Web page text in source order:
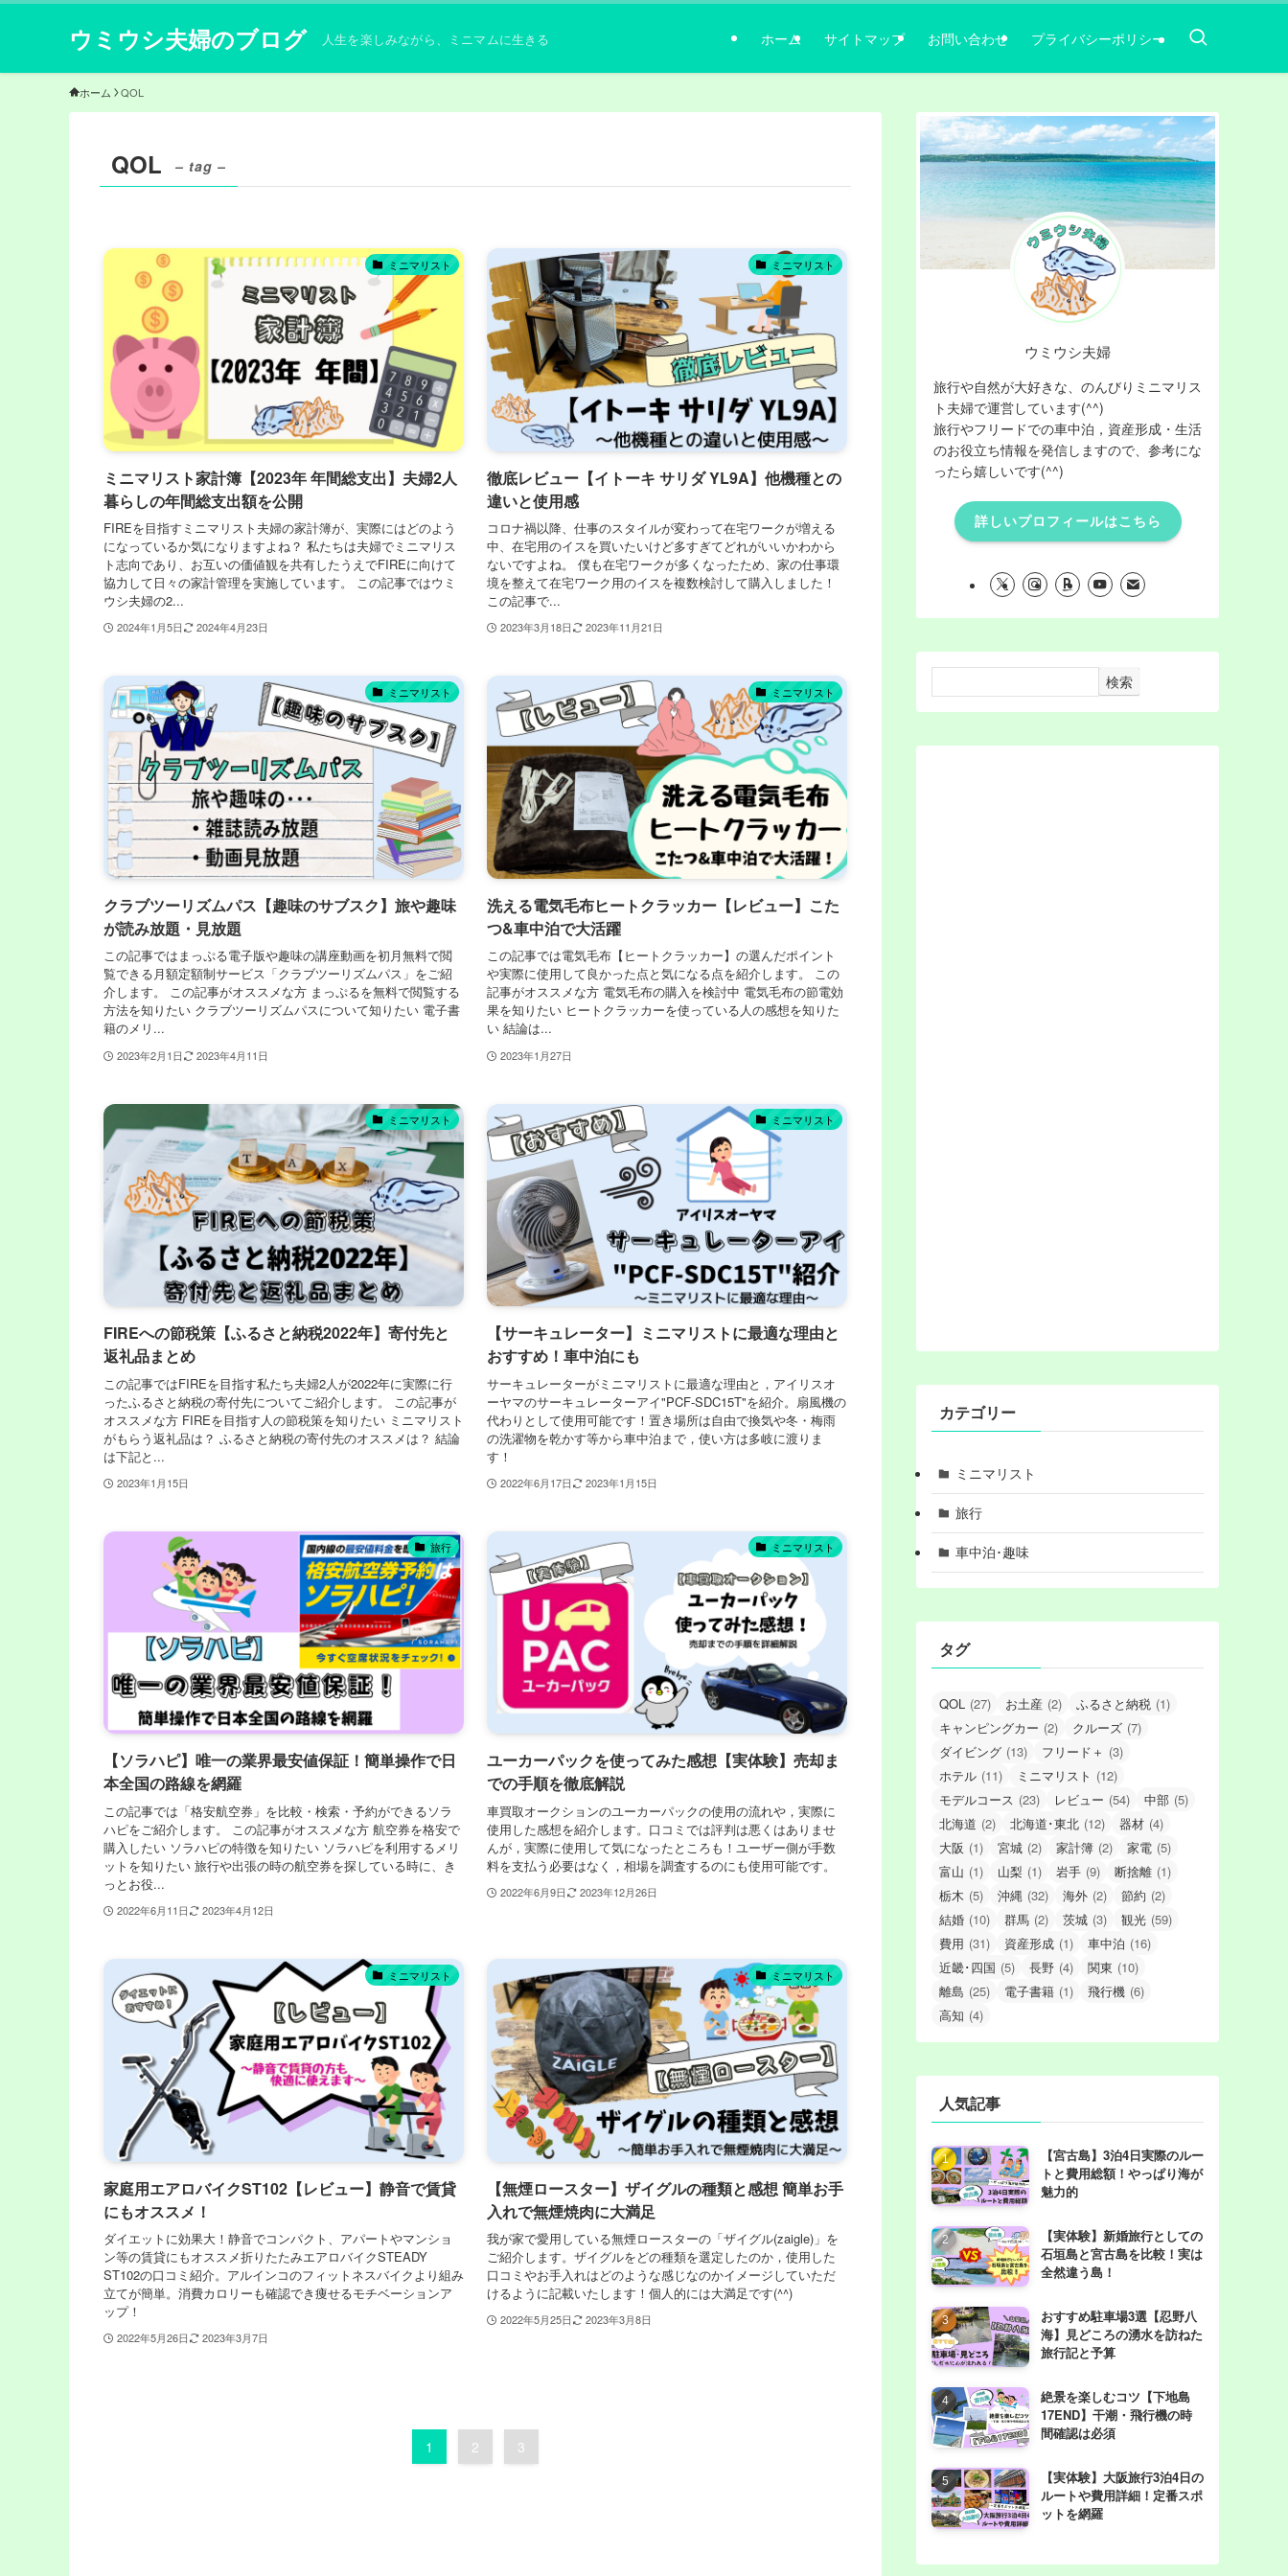
ウミウシ夫婦のブログ 人生を楽しみながら、ミニマムに生きる ホーム サイトマップ お問い合わせ プライバシーポリシー
ホーム QOL
QOL – tag –
ミニマリスト
ミニマリスト家計簿【2023年 年間総支出】夫婦2人
暮らしの年間総支出額を公開
FIREを目指すミニマリスト夫婦の家計簿が、実際にはどのよう
になっているか気になりますよね？ 私たちは夫婦でミニマリス
ト志向であり、お互いの価値観を共有したうえでFIREに向けて
協力して日々の家計管理を実施しています。 この記事ではウミ
ウシ夫婦の2...
2024年1月5日 2024年4月23日
ミニマリスト
徹底レビュー【イトーキ サリダ YL9A】他機種との
違いと使用感
コロナ禍以降、仕事のスタイルが変わって在宅ワークが増える
中、在宅用のイスを買いたいけど多すぎてどれがいいかわから
ないですよね。 僕も在宅ワークが多くなったため、家の仕事環
境を整えて在宅ワーク用のイスを複数検討して購入しました！
この記事で...
2023年3月18日 2023年11月21日
ミニマリスト
クラブツーリズムパス【趣味のサブスク】旅や趣味
が読み放題・見放題
この記事ではまっぷる電子版や趣味の講座動画を初月無料で閲
覧できる月額定額制サービス「クラブツーリズムパス」をご紹
介します。 この記事がオススメな方 まっぷるを無料で閲覧する
方法を知りたい クラブツーリズムパスについて知りたい 電子書
籍のメリ...
2023年2月1日 2023年4月11日
ミニマリスト
洗える電気毛布ヒートクラッカー【レビュー】こた
つ&車中泊で大活躍
この記事では電気毛布【ヒートクラッカー】の選んだポイント
や実際に使用して良かった点と気になる点を紹介します。 この
記事がオススメな方 電気毛布の購入を検討中 電気毛布の節電効
果を知りたい ヒートクラッカーを使っている人の感想を知りた
い 結論は...
2023年1月27日
ミニマリスト
FIREへの節税策【ふるさと納税2022年】寄付先と
返礼品まとめ
この記事ではFIREを目指す私たち夫婦2人が2022年に実際に行
ったふるさと納税の寄付先についてご紹介します。 この記事が
オススメな方 FIREを目指す人の節税策を知りたい ミニマリスト
がもらう返礼品は？ ふるさと納税の寄付先のオススメは？ 結論
は下記と...
2023年1月15日
ミニマリスト
【サーキュレーター】ミニマリストに最適な理由と
おすすめ！車中泊にも
サーキュレーターがミニマリストに最適な理由と，アイリスオ
ーヤマのサーキュレーターアイ"PCF-SDC15T"を紹介。扇風機の
代わりとして使用可能です！置き場所は自由で換気や冬・梅雨
の洗濯物を乾かす等から車中泊まで，使い方は多岐に渡りま
す！
2022年6月17日 2023年1月15日
旅行
【ソラハピ】唯一の業界最安値保証！簡単操作で日
本全国の路線を網羅
この記事では「格安航空券」を比較・検索・予約ができるソラ
ハピをご紹介します。 この記事がオススメな方 航空券を格安で
購入したい ソラハピの特徴を知りたい ソラハピを利用するメリ
ットを知りたい 旅行や出張の時の航空券を探している時に、き
っとお役...
2022年6月11日 2023年4月12日
ミニマリスト
ユーカーパックを使ってみた感想【実体験】売却ま
での手順を徹底解説
車買取オークションのユーカーパックの使用の流れや，実際に
使用した感想を紹介します。口コミでは評判は悪くはありませ
んが，実際に使用して気になったところも！ユーザー側が手数
料を支払う必要はなく，相場を調査するのにも使用可能です。
2022年6月9日 2023年12月26日
ミニマリスト
家庭用エアロバイクST102【レビュー】静音で賃貸
にもオススメ！
ダイエットに効果大！静音でコンパクト、アパートやマンショ
ン等の賃貸にもオススメ折りたたみエアロバイクSTEADY
ST102の口コミ紹介。アルインコのフィットネスバイクより組み
立てが簡単。消費カロリーも確認でき痩せるモチベーションア
ップ！
2022年5月26日 2023年3月7日
ミニマリスト
【無煙ロースター】ザイグルの種類と感想 簡単お手
入れで無煙焼肉に大満足
我が家で愛用している無煙ロースターの「ザイグル(zaigle)」を
ご紹介します。ザイグルをどの種類を選定したのか，使用した
口コミやお手入れはどのような感じなのかイメージしていただ
けるように記載いたします！個人的には大満足です(^^)
2022年5月25日 2023年3月8日
1 2 3
ウミウシ夫婦
旅行や自然が大好きな、のんびりミニマリス
ト夫婦で運営しています(^^)
旅行やフリードでの車中泊，資産形成・生活
のお役立ち情報を発信しますので、参考にな
ったら嬉しいです(^^)
詳しいプロフィールはこちら
検索
カテゴリー
ミニマリスト
旅行
車中泊･趣味
タグ
QOL (27) お土産 (2) ふるさと納税 (1)
キャンピングカー (2) クルーズ (7)
ダイビング (13) フリード＋ (3)
ホテル (11) ミニマリスト (12)
モデルコース (23) レビュー (54) 中部 (5)
北海道 (2) 北海道･東北 (12) 器材 (4)
大阪 (1) 宮城 (2) 家計簿 (2) 家電 (5)
富山 (1) 山梨 (1) 岩手 (9) 断捨離 (1)
栃木 (5) 沖縄 (32) 海外 (2) 節約 (2)
結婚 (10) 群馬 (2) 茨城 (3) 観光 (59)
費用 (31) 資産形成 (1) 車中泊 (16)
近畿･四国 (5) 長野 (4) 関東 (10)
離島 (25) 電子書籍 (1) 飛行機 (6)
高知 (4)
人気記事
【宮古島】3泊4日実際のルー
トと費用総額！やっぱり海が
魅力的
【実体験】新婚旅行としての
石垣島と宮古島を比較！実は
全然違う島！
おすすめ駐車場3選【忍野八
海】見どころの湧水を訪ねた
旅行記と予算
絶景を楽しむコツ【下地島
17END】干潮・飛行機の時
間確認は必須
【実体験】大阪旅行3泊4日の
ルートや費用詳細！定番スポ
ットを網羅